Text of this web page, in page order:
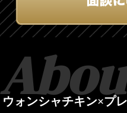
ウォンシャチキン×プ